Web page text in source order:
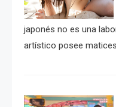
japonés no es una
artístico posee